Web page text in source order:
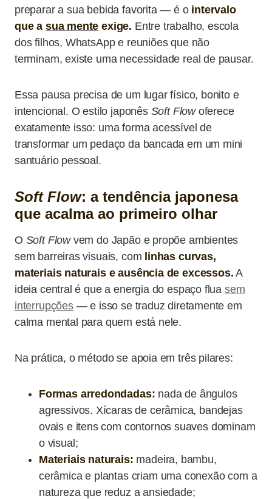
preparar a sua bebida favorita — é ointervalo
que a sua mente exige. Entre trabalho, escola
dos filhos, WhatsApp e reuniões que não
terminam, existe uma necessidade real de pausar.
Essa pausa precisa de um lugar físico, bonito e
intencional. O estilo japonês Soft Flowoferece
exatamente isso: uma forma acessível de
transformar um pedaço da bancada em um mini
santuário pessoal.
Soft Flow: a tendência japonesa
que acalma ao primeiro olhar
O Soft Flowvem do Japão e propõe ambientes
sem barreiras visuais, com linhas curvas,
materiais naturais e ausência de excessos. A
ideia central é que a energia do espaço flua sem
interrupções— e isso se traduz diretamente em
calma mental para quem está nele.
Na prática, o método se apoia em três pilares:
Formas arredondadas: nada de ângulos
agressivos. Xícaras de cerâmica, bandejas
ovais e itens com contornos suaves dominam
o visual;
Materiais naturais: madeira, bambu,
cerâmica e plantas criam uma conexão com a
natureza que reduz a ansiedade;